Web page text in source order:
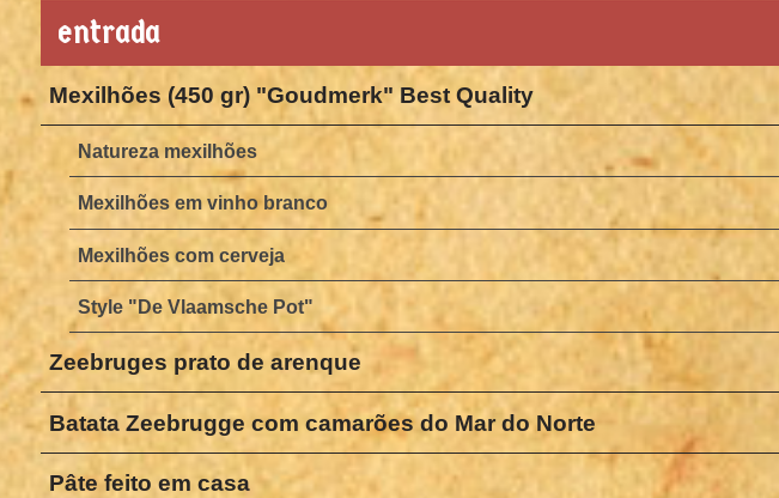
entrada
Mexilhões (450 gr) "Goudmerk" Best Quality
Natureza mexilhões
Mexilhões em vinho branco
Mexilhões com cerveja
Style "De Vlaamsche Pot"
Zeebruges prato de arenque
Batata Zeebrugge com camarões do Mar do Norte
Pâte feito em casa